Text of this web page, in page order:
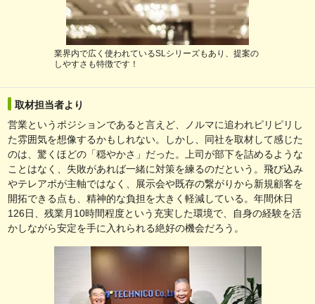
業界内で広く使われているSLシリーズもあり、提案の
しやすさも特徴です！
取材担当者より
営業というポジションであると言えど、ノルマに追われピリピリし
た雰囲気を想像するかもしれない。しかし、同社を取材して感じた
のは、驚くほどの「穏やかさ」だった。上司が部下を詰めるような
ことはなく、失敗があれば一緒に対策を練るのだという。飛び込み
やテレアポが主軸ではなく、展示会や既存の繋がりから新規顧客を
開拓できる点も、精神的な負担を大きく軽減している。年間休日
126日、残業月10時間程度という充実した環境で、自身の経験を活
かしながら安定を手に入れられる絶好の機会だろう。